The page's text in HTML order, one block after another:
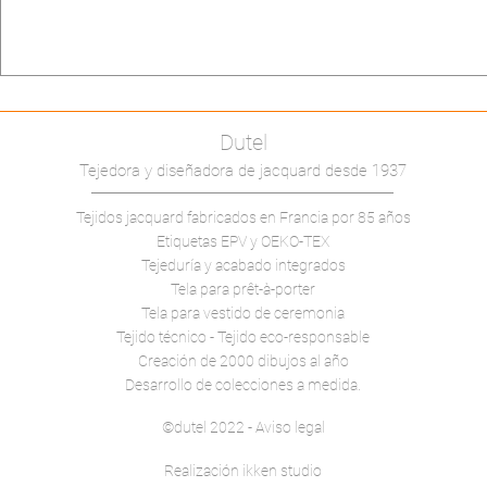
Dutel
Tejedora y diseñadora de jacquard desde 1937
Tejidos jacquard fabricados en Francia por 85 años
Etiquetas EPV y OEKO-TEX
Tejeduría y acabado integrados
Tela para prêt-à-porter
Tela para vestido de ceremonia
Tejido técnico -Tejido eco-responsable
Creación de 2000 dibujos al año
Desarrollo de colecciones a medida.
©dutel 2022 - Aviso legal
Realización ikken studio